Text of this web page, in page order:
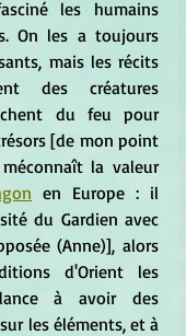
les humains
On les a toujours
mais les récits
des créatures
du feu pour
[de mon point
la valeur
en Europe : il
du Gardien avec
(Anne)], alors
à avoir des
les éléments, et à